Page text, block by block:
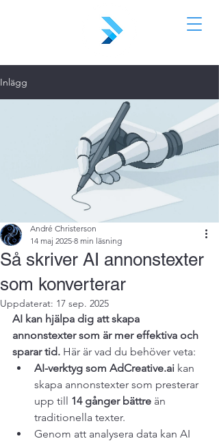
Inlägg
Så skriver AI annonstexter
som konverterar
André Christerson
14 maj 2025 8 min läsning
Uppdaterat: 17 sep. 2025
AI kan hjälpa dig att skapa
annonstexter som är mer effektiva och
sparar tid. Här är vad du behöver veta:
AI-verktyg som AdCreative.ai kan
skapa annonstexter som presterar
upp till 14 gånger bättre än
traditionella texter.
Genom att analysera data kan AI